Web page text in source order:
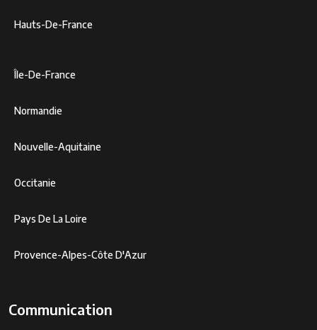
Hauts-De-France
Île-De-France
Normandie
Nouvelle-Aquitaine
Occitanie
Pays De La Loire
Provence-Alpes-Côte D'Azur
Communication